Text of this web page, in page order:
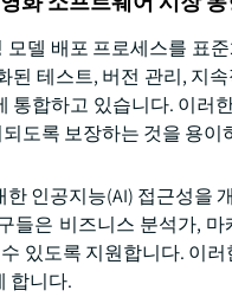
모델 배포 프로세스를 표
된 테스트, 버전 관리, 지
통합하고 있습니다. 이
도록 보장하는 것을 용이
인공지능(AI) 접근성을
들은 비즈니스 분석가,
있도록 지원합니다. 이
합니다.